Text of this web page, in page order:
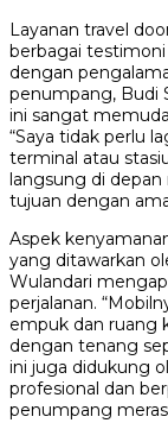
Layanan travel
berbagai
dengan
penumpang, Budi
ini sangat
“Saya tidak perlu
terminal atau
langsung di
tujuan dengan
Aspek
yang ditawarkan
Wulandari
perjalanan.
empuk dan ruang
dengan tenang
ini juga didukung
profesional dan
penumpang